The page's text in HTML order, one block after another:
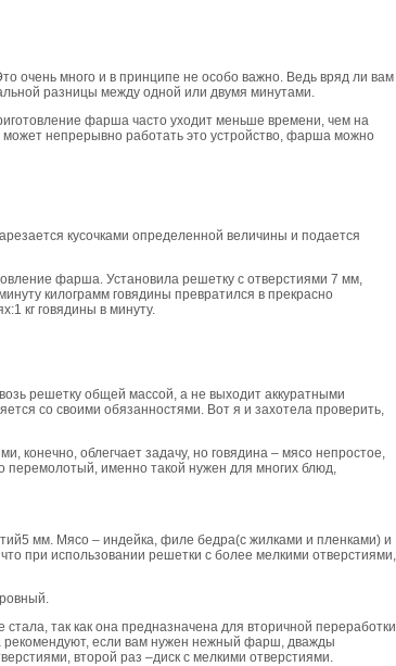
очень много и в принципе не особо важно. Ведь вряд ли вам
разницы между одной или двумя минутами.
фарша часто уходит меньше времени, чем на
может непрерывно работать это устройство, фарша можно
кусочками определенной величины и подается
фарша. Установила решетку с отверстиями 7 мм,
килограмм говядины превратился в прекрасно
кг говядины в минуту.
решетку общей массой, а не выходит аккуратными
со своими обязанностями. Вот я и захотела проверить,
конечно, облегчает задачу, но говядина – мясо непростое,
именно такой нужен для многих блюд,
мм. Мясо – индейка, филе бедра(с жилками и пленками) и
при использовании решетки с более мелкими отверстиями,
так как она предназначена для вторичной переработки
рекомендуют, если вам нужен нежный фарш, дважды
второй раз –диск с мелкими отверстиями.